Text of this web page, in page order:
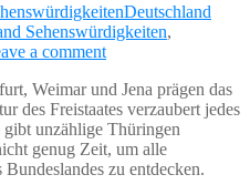
Deutschland
Sehenswürdigkeiten,
a comment
Weimar und Jena prägen das
des Freistaates verzaubert jedes
unzählige Thüringen
genug Zeit, um alle
zu entdecken.